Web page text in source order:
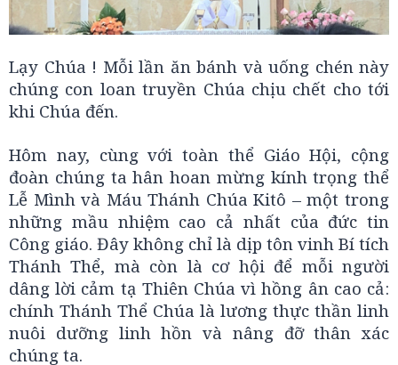
Lạy Chúa ! Mỗi lần ăn bánh và uống chén này
chúng con loan truyền Chúa chịu chết cho tới
khi Chúa đến.
Hôm nay, cùng với toàn thể Giáo Hội, cộng
đoàn chúng ta hân hoan mừng kính trọng thể
Lễ Mình và Máu Thánh Chúa Kitô – một trong
những mầu nhiệm cao cả nhất của đức tin
Công giáo. Đây không chỉ là dịp tôn vinh Bí tích
Thánh Thể, mà còn là cơ hội để mỗi người
dâng lời cảm tạ Thiên Chúa vì hồng ân cao cả:
chính Thánh Thể Chúa là lương thực thần linh
nuôi dưỡng linh hồn và nâng đỡ thân xác
chúng ta.